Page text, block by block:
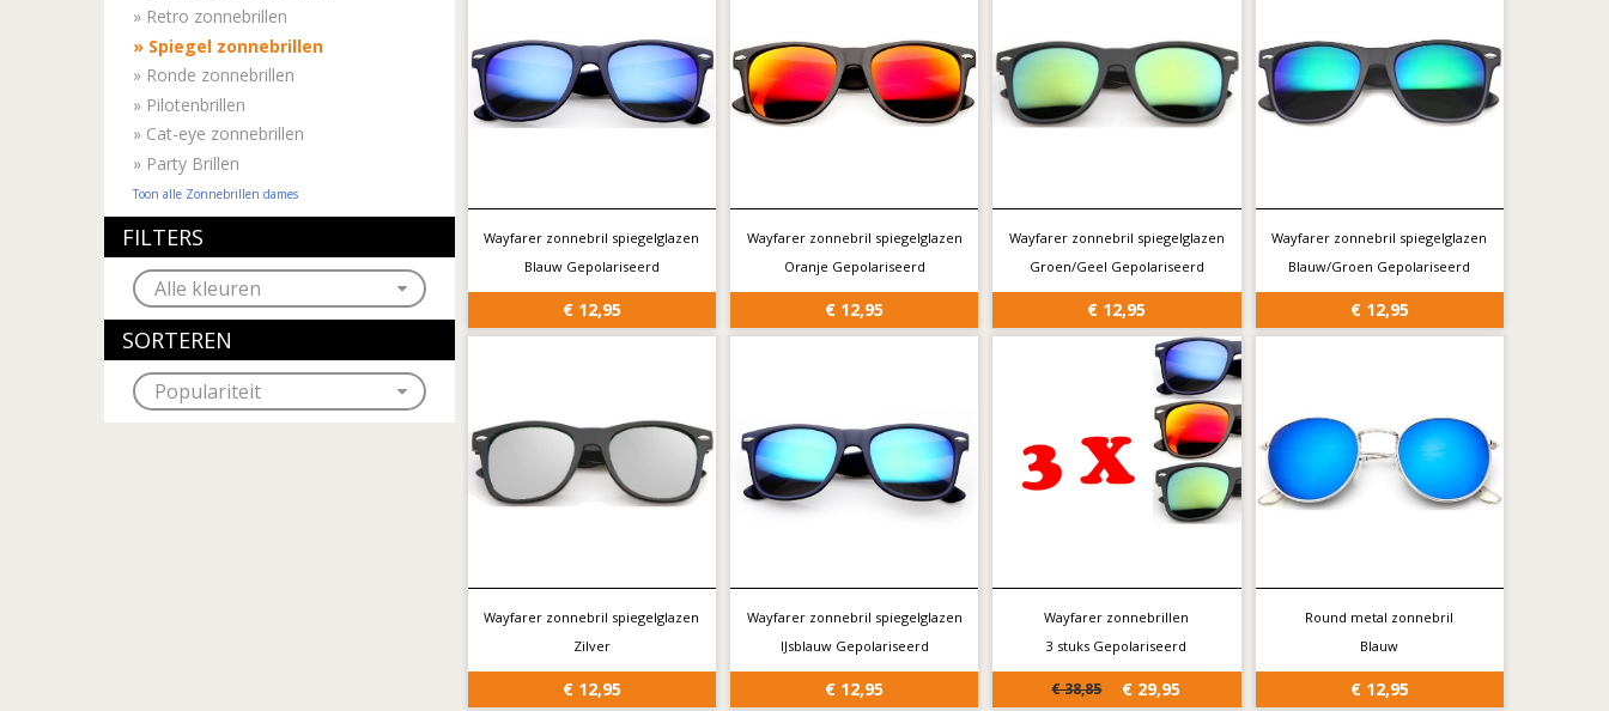
» Retro zonnebrillen
» Spiegel zonnebrillen
» Ronde zonnebrillen
» Pilotenbrillen
» Cat-eye zonnebrillen
» Party Brillen
Toon alle Zonnebrillen dames
FILTERS
SORTEREN
Wayfarer zonnebril spiegelglazen
Blauw Gepolariseerd
€ 12,95
Wayfarer zonnebril spiegelglazen
Oranje Gepolariseerd
€ 12,95
Wayfarer zonnebril spiegelglazen
Groen/Geel Gepolariseerd
€ 12,95
Wayfarer zonnebril spiegelglazen
Blauw/Groen Gepolariseerd
€ 12,95
Wayfarer zonnebril spiegelglazen
Zilver
€ 12,95
Wayfarer zonnebril spiegelglazen
IJsblauw Gepolariseerd
€ 12,95
Wayfarer zonnebrillen
3 stuks Gepolariseerd
€ 38,85 € 29,95
Round metal zonnebril
Blauw
€ 12,95